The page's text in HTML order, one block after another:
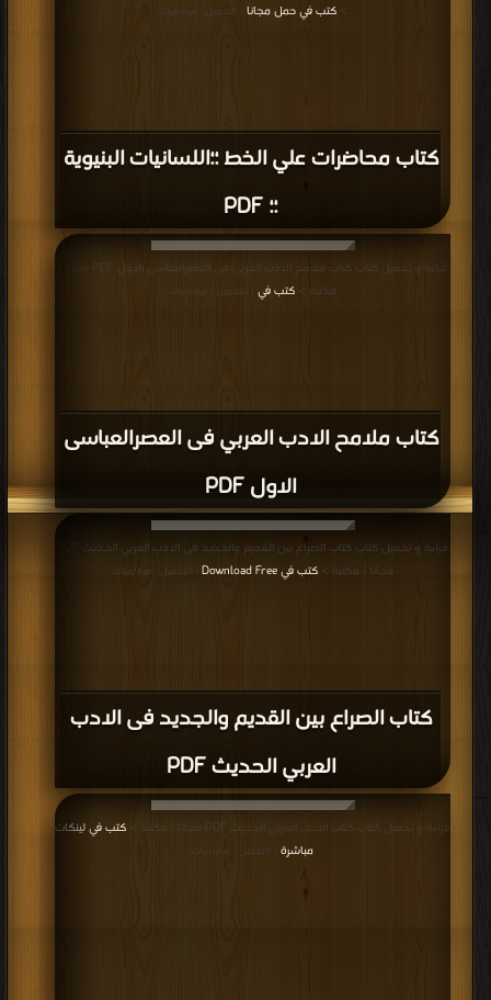
كتاب محاضرات علي الخط ؛؛اللسانيات البنيوية
؛؛ PDF
> كتب في حمل مجانا | التحميل : مرة/مرات
كتاب ملامح الادب العربي فى العصرالعباسى
الاول PDF
قراءة و تحميل كتاب كتاب ملامح الادب العربي فى العصرالعباسى الاول PDF مجانا |
مكتبة > كتب في | التحميل : مرة/مرات
كتاب الصراع بين القديم والجديد فى الادب
العربي الحديث PDF
مجانا | مكتبة >كتب في Download Free | التحميل : مرة/مرات
قراءة و تحميل كتاب كتاب الادب العربي الحديث PDF مجانا | مكتبة >
كتب في لينكات
مباشرة
| التحميل : مرة/مرات